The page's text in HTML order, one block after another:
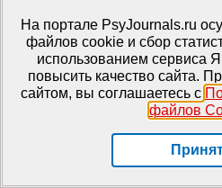
отношением к окружающим
тенденциями с
(высокий профиль по
индивидуалистичности,
и пессимистичности
СМИЛ, что говорит о
упрямстве, выбор цветов –
s+!!m-!!! по Сонди). Эти
На портале PsyJournals.ru
файлов cookie и сбор
использованием сервиса
повысить качество сайта.
сайтом, вы соглашаетесь с
файлов